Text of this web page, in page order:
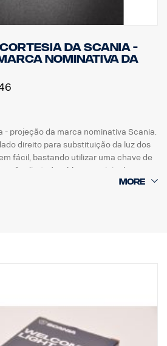
cortesia da Scania -
nominativa da
- projeção da marca nominativa Scania.
direito para substituição da luz dos
fácil, bastando utilizar uma chave de
direta à cablagem original.
camiões com as luzes dos degraus